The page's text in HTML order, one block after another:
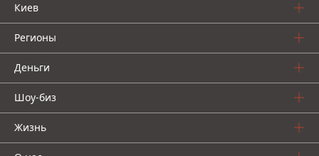
Киев
Регионы
Деньги
Шоу-биз
Жизнь